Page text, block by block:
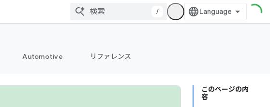
/
Automotive リファレンス
このページの内
容